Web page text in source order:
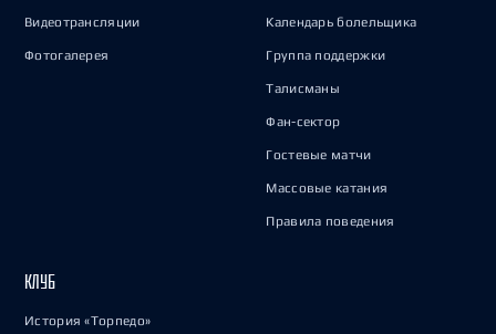
Видеотрансляции
Фотогалерея
Календарь болельщика
Группа поддержки
Талисманы
Фан-сектор
Гостевые матчи
Массовые катания
Правила поведения
КЛУБ
История «Торпедо»